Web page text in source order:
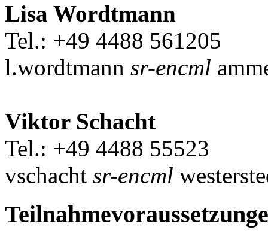
Lisa Wordtmann
Tel.: +49 4488 561205
l.wordtmann sr-encml
Viktor Schacht
Tel.: +49 4488 55523
vschacht sr-encml